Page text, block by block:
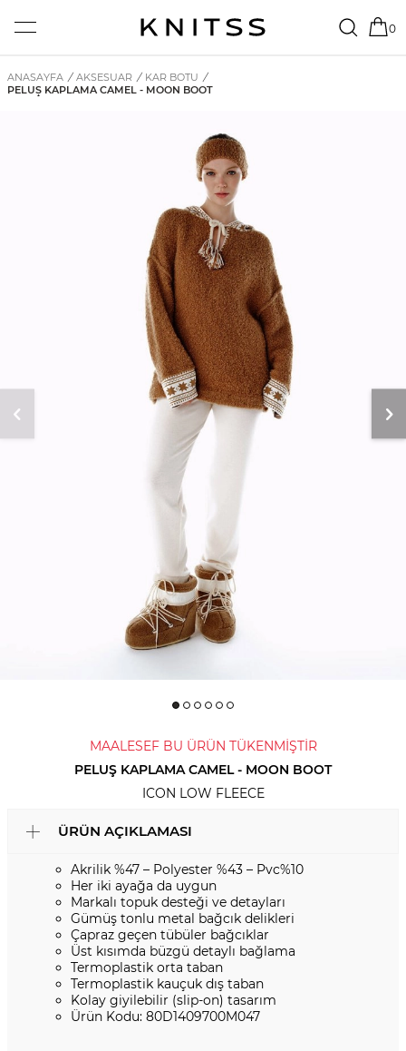
0
ANASAYFA / AKSESUAR / KAR BOTU /
PELUŞ KAPLAMA CAMEL - MOON BOOT
MAALESEF BU ÜRÜN TÜKENMİŞTİR
PELUŞ KAPLAMA CAMEL - MOON BOOT
ICON LOW FLEECE
ÜRÜN AÇIKLAMASI
Akrilik %47 – Polyester %43 – Pvc%10
Her iki ayağa da uygun
Markalı topuk desteği ve detayları
Gümüş tonlu metal bağcık delikleri
Çapraz geçen tübüler bağcıklar
Üst kısımda büzgü detaylı bağlama
Termoplastik orta taban
Termoplastik kauçuk dış taban
Kolay giyilebilir (slip-on) tasarım
Ürün Kodu: 80D1409700M047